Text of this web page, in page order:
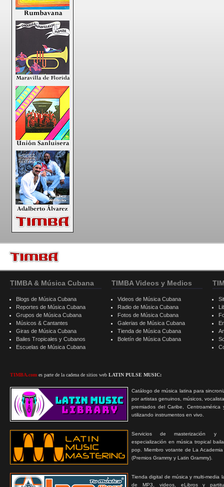
TIMBA & Música Cubana
Blogs de Música Cubana
Reportes de Música Cubana
Grupos de Música Cubana
Músicos & Cantantes
Giras de Música Cubana
Bailes Tropicales y Cubanos
Escuelas de Música Cubana
TIMBA.com es parte de la cadena de sitios web LATIN PULSE MUSIC:
Catálogo de música latina para
por artistas genuinos, músicos,
premiados del Caribe, Centroamérica
utilizando instrumentos en vivo.
Servicios de masterización y
especialización en música tropical
pop. Miembro votante de La
(Premios Grammy y Latin Grammy).
Tienda digital de música y multi-media
de MP3, videos, eLibros y
TIMBA Videos y Medios
Videos de Música Cubana
Radio de Música Cubana
Fotos de Música Cubana
Galerias de Música Cubana
Tienda de Música Cubana
Boletín de Música Cubana